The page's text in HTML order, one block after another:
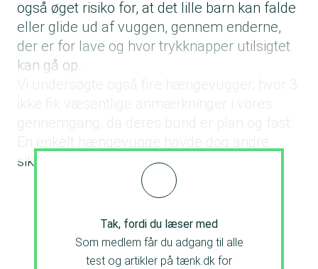
også øget risiko for, at det lille barn kan falde
eller glide ud af vuggen, gennem enderne,
der er for lave og hvor trykknapper utilsigtet
kan gå op.
ikke fik væsentlige anmærkninger i vores
gennemgang, da deres bund er plan og fast.
En enkelt hængevugge havde dog andre
sikkerhedsproblemer.
Tak, fordi du læser med
Som medlem får du adgang til alle
test og artikler på tænk.dk for